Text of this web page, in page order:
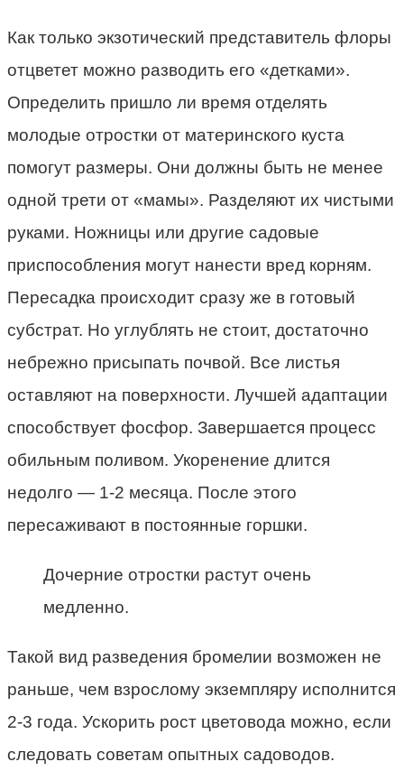
Как только экзотический представитель флоры
отцветет можно разводить его «детками».
Определить пришло ли время отделять
молодые отростки от материнского куста
помогут размеры. Они должны быть не менее
одной трети от «мамы». Разделяют их чистыми
руками. Ножницы или другие садовые
приспособления могут нанести вред корням.
Пересадка происходит сразу же в готовый
субстрат. Но углублять не стоит, достаточно
небрежно присыпать почвой. Все листья
оставляют на поверхности. Лучшей адаптации
способствует фосфор. Завершается процесс
обильным поливом. Укоренение длится
недолго — 1-2 месяца. После этого
пересаживают в постоянные горшки.
Дочерние отростки растут очень
медленно.
Такой вид разведения бромелии возможен не
раньше, чем взрослому экземпляру исполнится
2-3 года. Ускорить рост цветовода можно, если
следовать советам опытных садоводов.